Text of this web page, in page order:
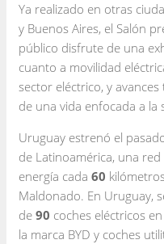
Ya realizado en otras
y Buenos Aires, el Salón
público disfrute de una
cuanto a movilidad
sector eléctrico, y
de una vida enfocada a la
Uruguay estrenó el
de Latinoamérica, una
energía cada 60
Maldonado. En Uruguay,
de 90 coches eléctricos
la marca BYD y coches